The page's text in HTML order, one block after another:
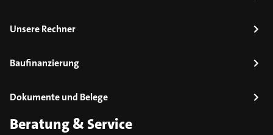
Unsere Rechner
Baufinanzierung
Dokumente und Belege
Beratung & Service